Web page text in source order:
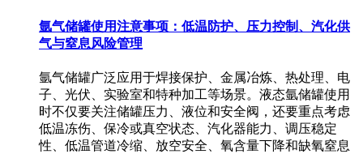
氩气储罐使用注意事项：低温防护、压力控制、汽化供
气与窒息风险管理
氩气储罐广泛应用于焊接保护、金属冶炼、热处理、电
子、光伏、实验室和特种加工等场景。液态氩储罐使用
时不仅要关注储罐压力、液位和安全阀，还要重点考虑
低温冻伤、保冷或真空状态、汽化器能力、调压稳定
性、低温管道冷缩、放空安全、氧含量下降和缺氧窒息